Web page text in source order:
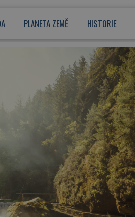
PLANETA ZEMĚ HISTORIE